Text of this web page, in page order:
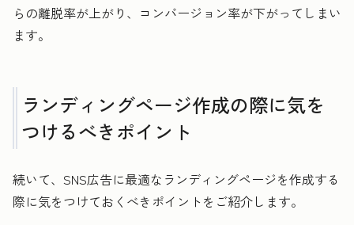
らの離脱率が上がり、コンバージョン率が下がってしまい
ます。
ランディングページ作成の際に気を
つけるべきポイント
続いて、SNS広告に最適なランディングページを作成する
際に気をつけておくべきポイントをご紹介します。